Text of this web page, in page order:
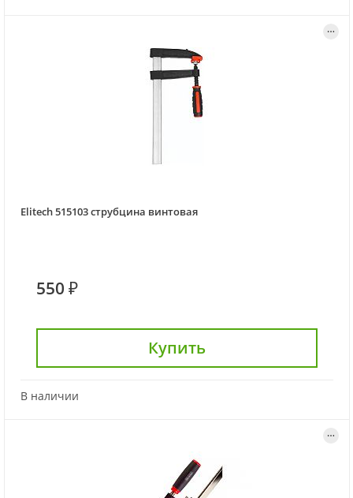
Elitech 515103 струбцина винтовая
550 ₽
Купить
В наличии